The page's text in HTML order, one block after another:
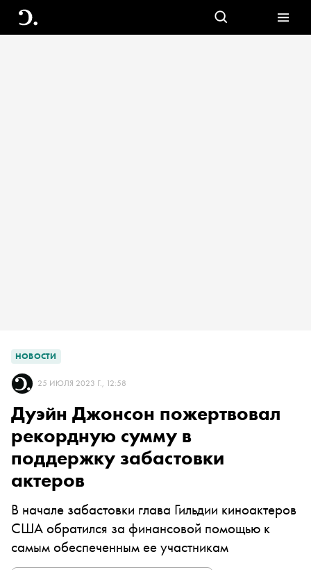
НОВОСТИ
25 ИЮЛЯ 2023 Г., 12:58
Дуэйн Джонсон пожертвовал
рекордную сумму в
поддержку забастовки
актеров
В начале забастовки глава Гильдии киноактеров
США обратился за финансовой помощью к
самым обеспеченным ее участникам